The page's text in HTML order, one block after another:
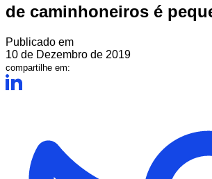
de caminhoneiros é
Publicado em
10 de Dezembro de 2019
compartilhe em: